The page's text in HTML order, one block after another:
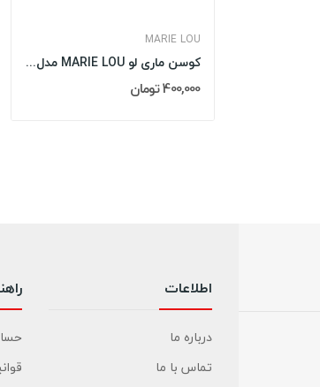
MARIE LOU
کوسن ماری لو MARIE LOU مدل: NICE
400,000 تومان
اطلاعات
درباره ما
تماس با ما